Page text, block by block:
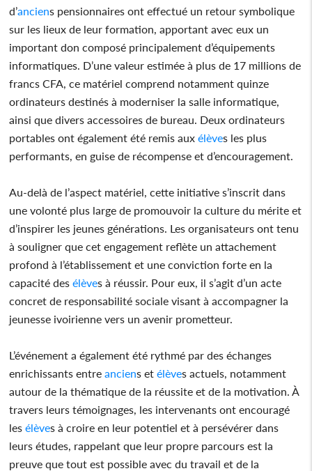
d’anciens pensionnaires ont effectué un retour symbolique
sur les lieux de leur formation, apportant avec eux un
important don composé principalement d’équipements
informatiques. D’une valeur estimée à plus de 17 millions de
francs CFA, ce matériel comprend notamment quinze
ordinateurs destinés à moderniser la salle informatique,
ainsi que divers accessoires de bureau. Deux ordinateurs
portables ont également été remis auxélèves les plus
performants, en guise de récompense et d’encouragement.
Au-delà de l’aspect matériel, cette initiative s’inscrit dans
une volonté plus large de promouvoir la culture du mérite et
d’inspirer les jeunes générations. Les organisateurs ont tenu
à souligner que cet engagement reflète un attachement
profond à l’établissement et une conviction forte en la
capacité desélèves à réussir. Pour eux, il s’agit d’un acte
concret de responsabilité sociale visant à accompagner la
jeunesse ivoirienne vers un avenir prometteur.
L’événement a également été rythmé par des échanges
enrichissants entreanciens etélèves actuels, notamment
autour de la thématique de la réussite et de la motivation. À
travers leurs témoignages, les intervenants ont encouragé
lesélèves à croire en leur potentiel et à persévérer dans
leurs études, rappelant que leur propre parcours est la
preuve que tout est possible avec du travail et de la